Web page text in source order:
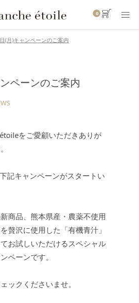
0
(月)キャンペーンのご案内
ペーンのご案内
をご愛顧いただきありが
記キャンペーンがスタートい
商品、熊本県産・農薬不使用
贅沢に使用した「有機青汁」
お試しいただけるスペシャル
ペーンです。
ックくださいませ。